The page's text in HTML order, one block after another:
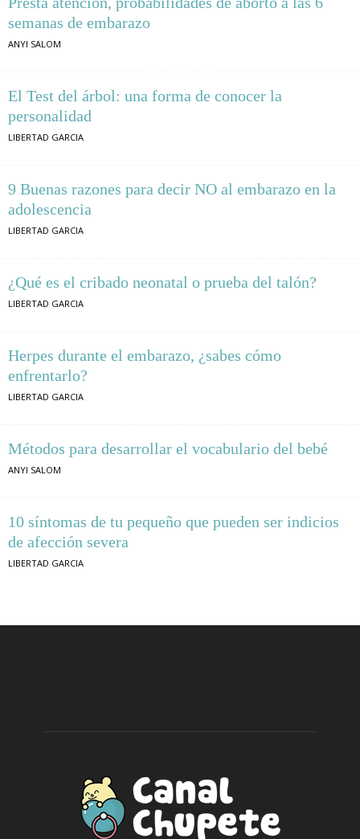
semanas de embarazo
ANYI SALOM
El Test del árbol: una forma de conocer la
personalidad
LIBERTAD GARCIA
9 Buenas razones para decir NO al embarazo en la
adolescencia
LIBERTAD GARCIA
¿Qué es el cribado neonatal o prueba del talón?
LIBERTAD GARCIA
Herpes durante el embarazo, ¿sabes cómo
enfrentarlo?
LIBERTAD GARCIA
Métodos para desarrollar el vocabulario del bebé
ANYI SALOM
10 síntomas de tu pequeño que pueden ser indicios
de afección severa
LIBERTAD GARCIA